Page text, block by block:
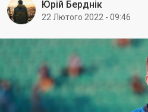
Юрій Берднік
22 Лютого 2022 - 09:46